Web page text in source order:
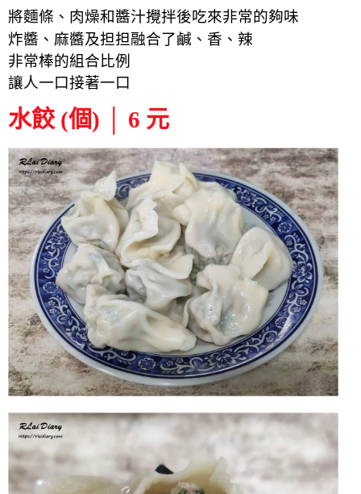
將麵條、肉燥和醬汁攪拌後吃來非常的夠味
炸醬、麻醬及担担融合了鹹、香、辣
非常棒的組合比例
讓人一口接著一口
水餃 (個) │ 6 元